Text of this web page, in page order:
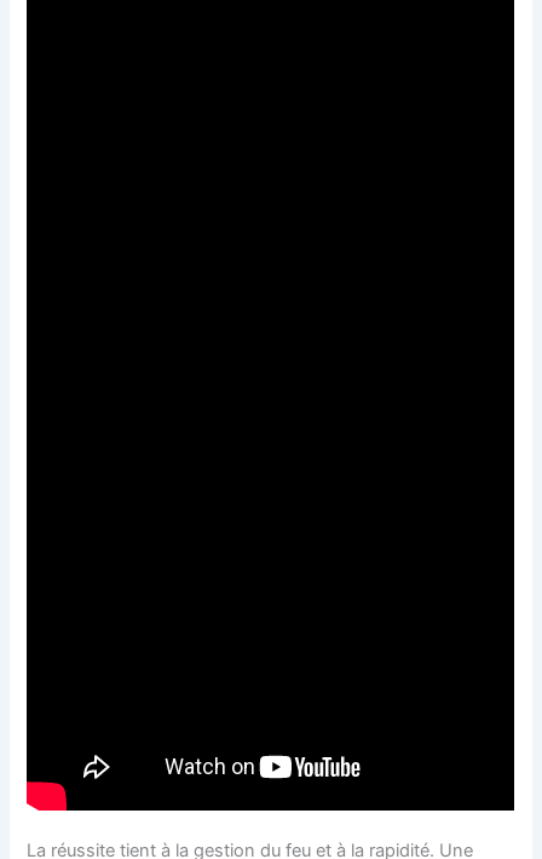
La réussite tient à la gestion du feu et à la rapidité. Une